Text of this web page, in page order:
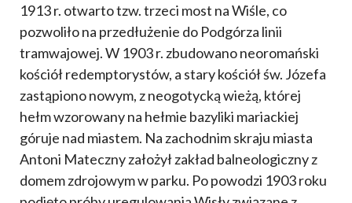
1913 r. otwarto tzw. trzeci most na Wiśle, co
pozwoliło na przedłużenie do Podgórza linii
tramwajowej. W 1903 r. zbudowano neoromański
kościół redemptorystów, a stary kościół św. Józefa
zastąpiono nowym, z neogotycką wieżą, której
hełm wzorowany na hełmie bazyliki mariackiej
góruje nad miastem. Na zachodnim skraju miasta
Antoni Mateczny założył zakład balneologiczny z
domem zdrojowym w parku. Po powodzi 1903 roku